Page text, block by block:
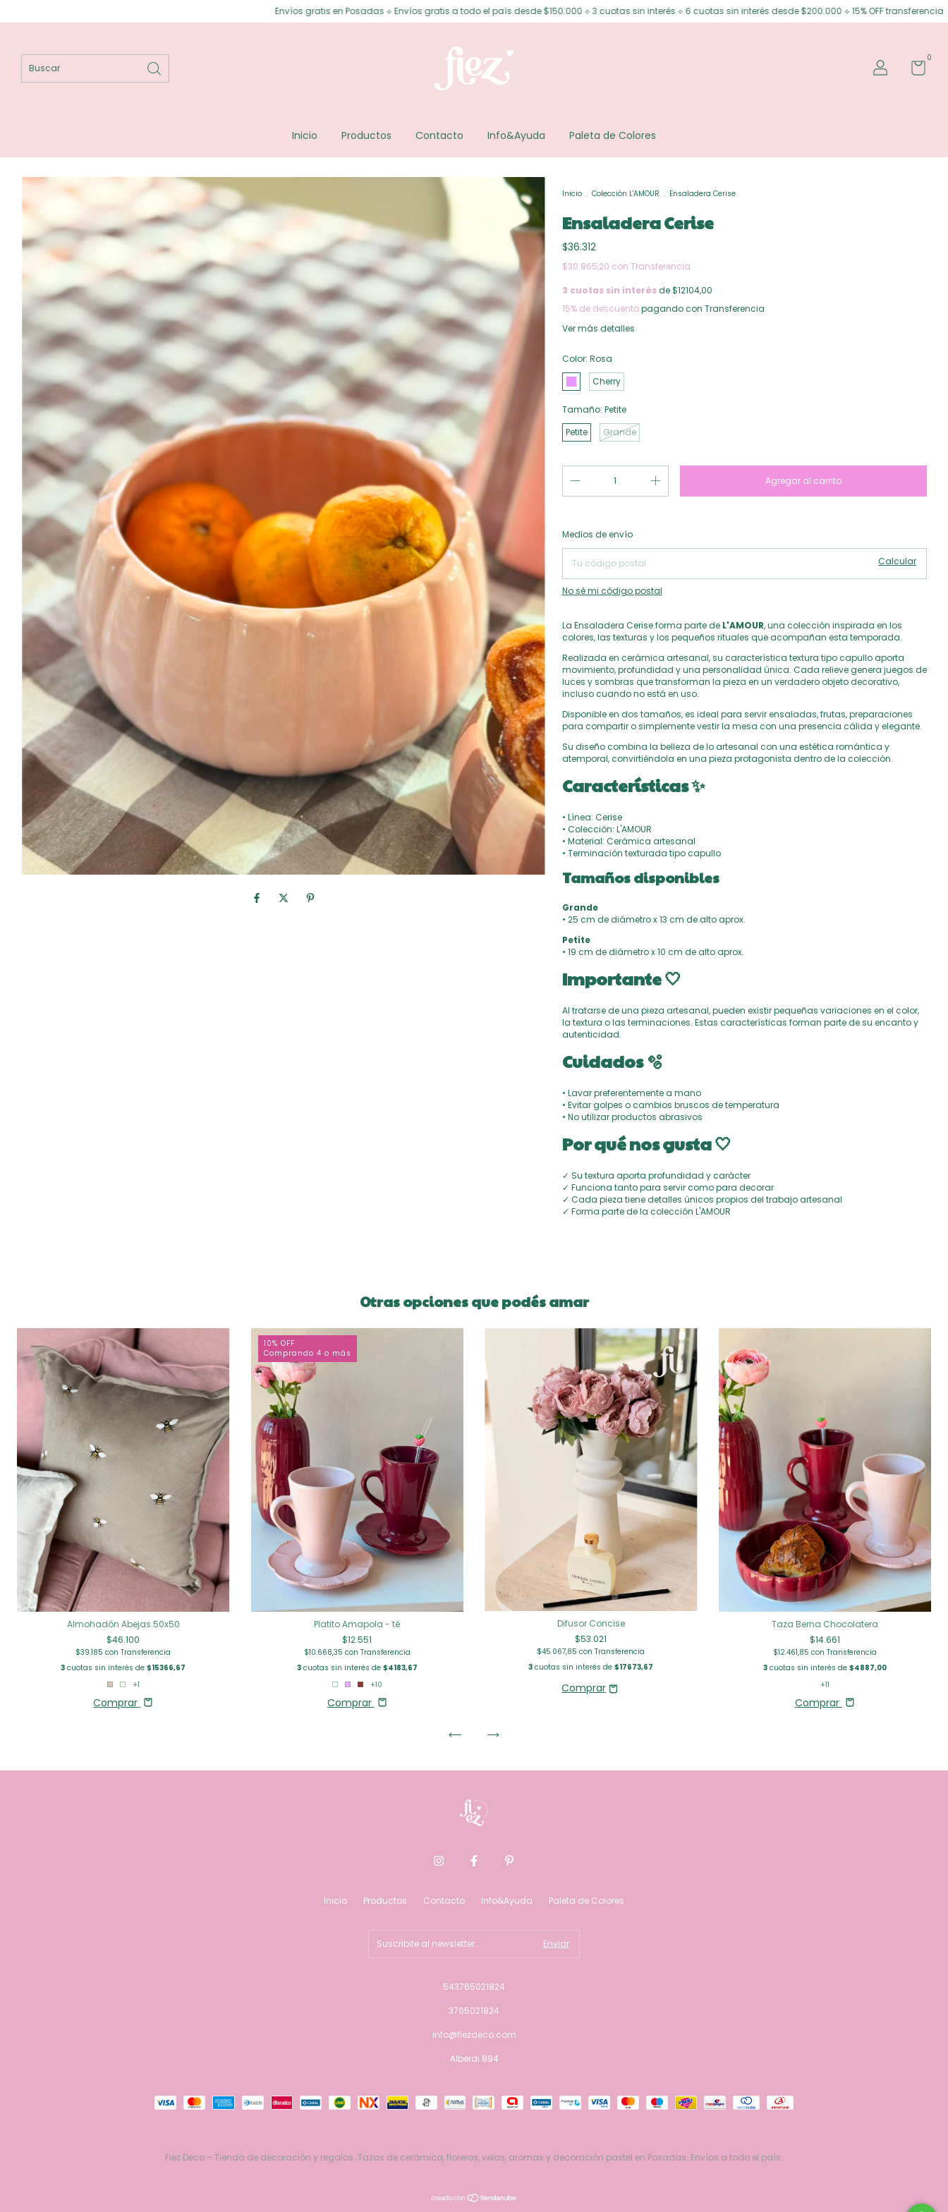
Envíos gratis en Posadas ⟡ Envíos gratis a todo el país desde $150.000 ⟡ 3 cuotas sin interés ⟡ 6 cuotas sin interés desde $200.000 ⟡ 15% OFF transferencia Envíos gratis
0
Inicio Productos Contacto Info&Ayuda Paleta de Colores
Inicio . Colección L'AMOUR . Ensaladera Cerise
Ensaladera Cerise
$36.312
$30.865,20 con Transferencia
3 cuotas sin interésde $12104,00
15% de descuentopagando con Transferencia
Ver más detalles
Color: Rosa
Cherry
Tamaño: Petite
Petite
Grande
Entregas para el CP:
Medios de envío
Calcular
No sé mi código postal
La Ensaladera Cerise forma parte de L'AMOUR, una colección inspirada en los
colores, las texturas y los pequeños rituales que acompañan esta temporada.
Realizada en cerámica artesanal, su característica textura tipo capullo aporta
movimiento, profundidad y una personalidad única. Cada relieve genera juegos de
luces y sombras que transforman la pieza en un verdadero objeto decorativo,
incluso cuando no está en uso.
Disponible en dos tamaños, es ideal para servir ensaladas, frutas, preparaciones
para compartir o simplemente vestir la mesa con una presencia cálida y elegante.
Su diseño combina la belleza de lo artesanal con una estética romántica y
atemporal, convirtiéndola en una pieza protagonista dentro de la colección.
Características ✨
• Línea: Cerise
• Colección: L'AMOUR
• Material: Cerámica artesanal
• Terminación texturada tipo capullo
Tamaños disponibles
Grande
• 25 cm de diámetro x 13 cm de alto aprox.
Petite
• 19 cm de diámetro x 10 cm de alto aprox.
Importante 🤍
Al tratarse de una pieza artesanal, pueden existir pequeñas variaciones en el color,
la textura o las terminaciones. Estas características forman parte de su encanto y
autenticidad.
Cuidados 🫧
• Lavar preferentemente a mano
• Evitar golpes o cambios bruscos de temperatura
• No utilizar productos abrasivos
Por qué nos gusta 🤍
✓ Su textura aporta profundidad y carácter
✓ Funciona tanto para servir como para decorar
✓ Cada pieza tiene detalles únicos propios del trabajo artesanal
✓ Forma parte de la colección L'AMOUR
Otras opciones que podés amar
Almohadón Abejas 50x50
$46.100
$39.185con Transferencia
3 cuotas sin interés de$15366,67
+1
Comprar
10% OFF
Comprando 4 o más
Platito Amapola - té
$12.551
$10.668,35 con Transferencia
3cuotas sin interés de $4183,67
+10
Comprar
Difusor Concise
$53.021
$45.067,85con Transferencia
3 cuotas sin interés de$17673,67
Taza Berna Chocolatera
$14.661
$12.461,85 con Transferencia
3cuotas sin interés de $4887,00
+11
Comprar
Inicio Productos Contacto Info&Ayuda Paleta de Colores
543765021824
3765021824
info@fiezdeco.com
Alberdi 894
Fiez Deco – Tienda de decoración y regalos. Tazas de cerámica, floreros, velas, aromas y decoración pastel en Posadas. Envíos a todo el país.